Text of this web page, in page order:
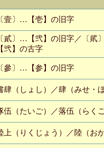
〔壹〕…【壱】の旧字
〔貳〕…【弐】の旧字／〔
【弐】の古字
〔參〕…【参】の旧字
肆（しょし）／肆（みせ・
伍（たいご）／落伍（らく
上（りくじょう）／陸（お